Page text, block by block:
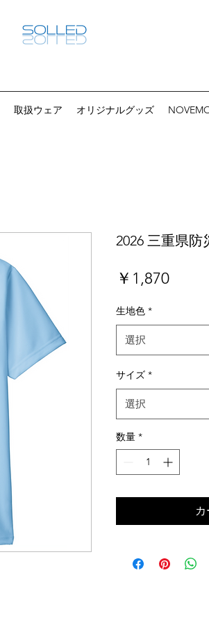
取扱ウェア オリジナルグッズ
2026 三重県防
￥1,870価
生地色 *
選択
サイズ *
選択
数量 *